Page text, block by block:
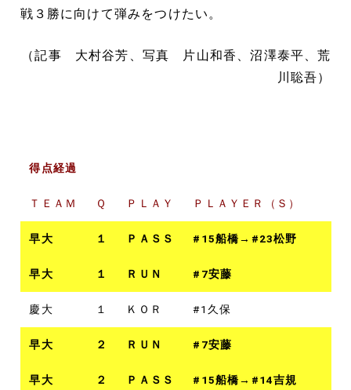
戦３勝に向けて弾みをつけたい。
（記事 大村谷芳、写真 片山和香、沼澤泰平、荒
川聡吾）
得点経過
ＴＥＡＭ Ｑ ＰＬＡＹ ＰＬＡＹＥＲ（Ｓ）
早大 １ ＰＡＳＳ #15船橋→#23松野
早大 １ ＲＵＮ #7安藤
慶大 １ ＫＯＲ #1久保
早大 ２ ＲＵＮ #7安藤
早大 ２ ＰＡＳＳ #15船橋→#14吉規